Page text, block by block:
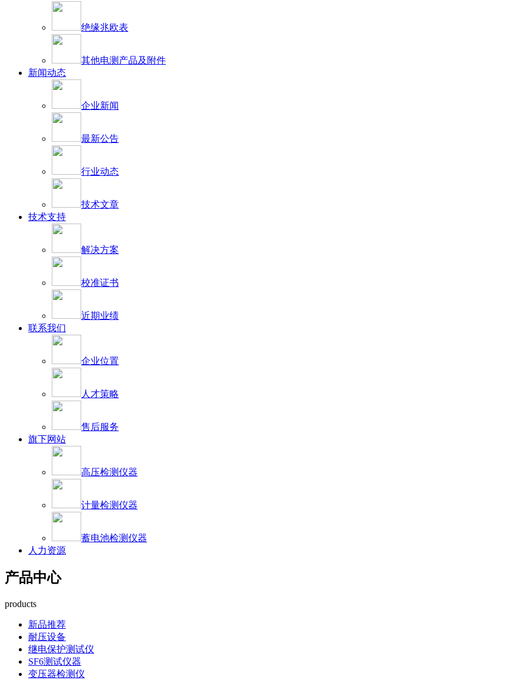
绝缘兆欧表
其他电测产品及附件
新闻动态
企业新闻
最新公告
行业动态
技术文章
技术支持
解决方案
校准证书
近期业绩
联系我们
企业位置
人才策略
售后服务
旗下网站
高压检测仪器
计量检测仪器
蓄电池检测仪器
人力资源
产品中心
products
新品推荐
耐压设备
继电保护测试仪
SF6测试仪器
变压器检测仪